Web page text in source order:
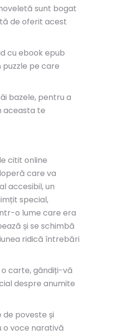
sunt bogat
de oferit acest
cu ebook epub
puzzle pe care
bazele, pentru a
aceasta te
citit online
care va
accesibil, un
special,
o lume care era
și se schimbă
ridică întrebări
carte, gândiți-vă
despre anumite
poveste și
o voce narativă